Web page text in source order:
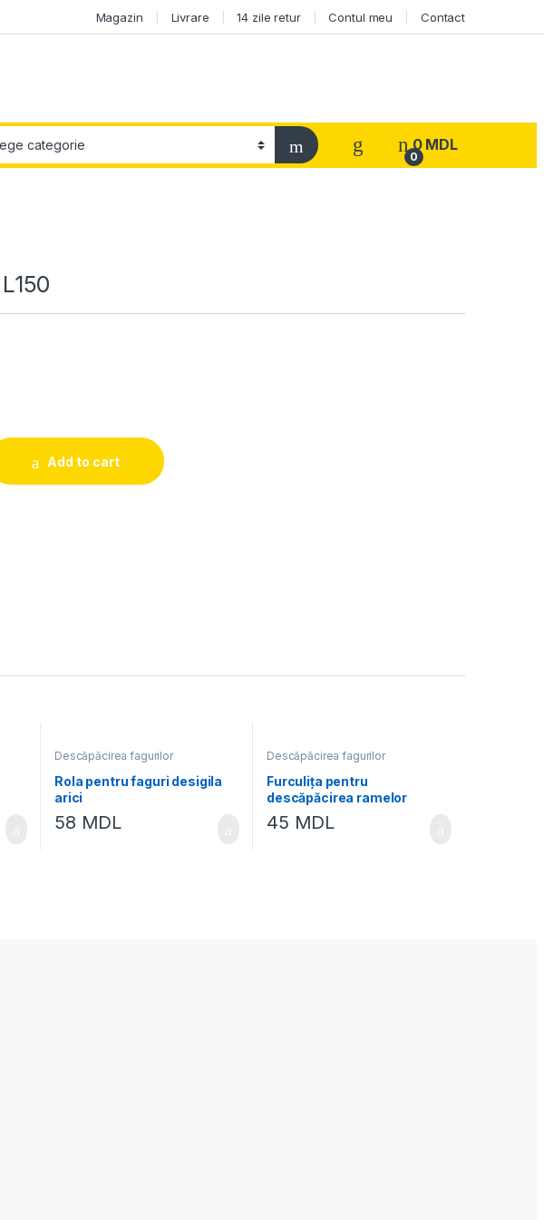
Magazin Livrare 14 zile retur Contul meu Contact
0
0 MDL
Add to cart
Descăpăcirea fagurilor
Rola pentru faguri desigila
arici
58 MDL
Descăpăcirea fagurilor
Furculiţa pentru
descăpăcirea ramelor
45 MDL